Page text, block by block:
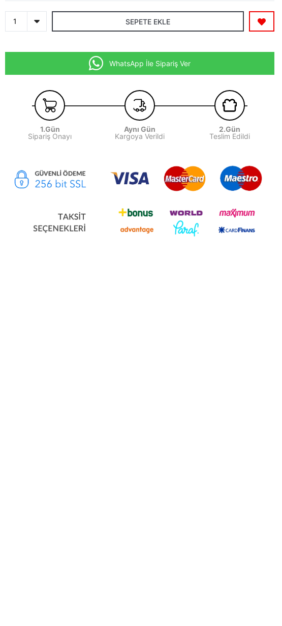
SEPETE EKLE
WhatsApp İle Sipariş Ver
1.Gün
Sipariş Onayı
Aynı Gün
Kargoya Verildi
2.Gün
Teslim Edildi